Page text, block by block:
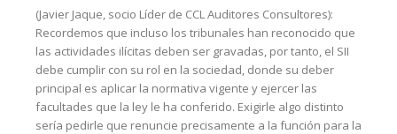
(Javier Jaque, socio Líder de CCL Auditores Consultores):
Recordemos que incluso los tribunales han reconocido que
las actividades ilícitas deben ser gravadas, por tanto, el SII
debe cumplir con su rol en la sociedad, donde su deber
principal es aplicar la normativa vigente y ejercer las
facultades que la ley le ha conferido. Exigirle algo distinto
sería pedirle que renuncie precisamente a la función para la